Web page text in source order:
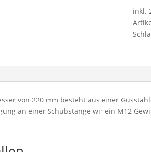
Mix,
M12-
inkl.
von 220 mm besteht aus einer
an einer Schubstange wir ein M12